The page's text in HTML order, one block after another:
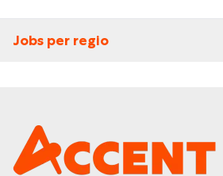
Jobs per regio